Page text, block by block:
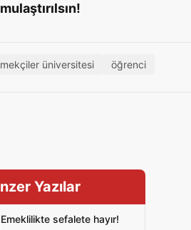
üniversitesi öğrenci
Yazılar
Emeklilikte sefalete hayır!